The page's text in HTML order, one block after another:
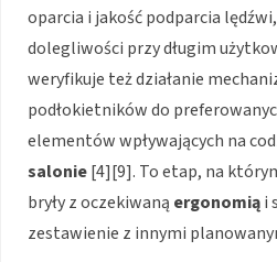
oparcia i jakość podparcia
dolegliwości przy długim
weryfikuje też działanie
podłokietników do
elementów wpływających na
salonie[4][9]. To etap, na
bryły z oczekiwaną ergonomiąi
zestawienie z innymi